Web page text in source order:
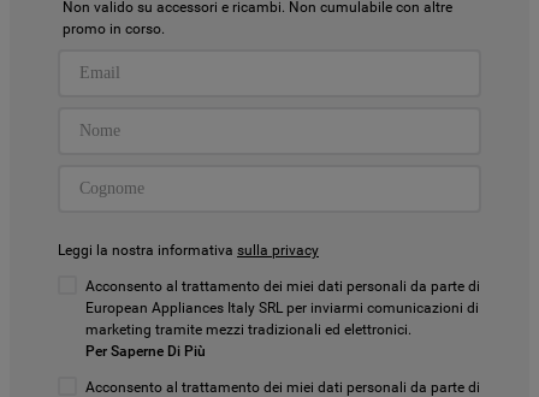
Non valido su accessori e ricambi. Non cumulabile con altre
promo in corso.
Leggi la nostra informativa sulla privacy
Acconsento al trattamento dei miei dati personali da parte di
European Appliances Italy SRL per inviarmi comunicazioni di
marketing tramite mezzi tradizionali ed elettronici.
Per Saperne Di Più
Acconsento al trattamento dei miei dati personali da parte di